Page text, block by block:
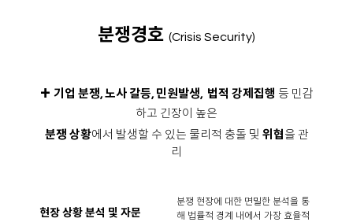
분쟁경호 (Crisis Security)
+ 기업 분쟁, 노사 갈등, 민원발생, 법적 강제집행 등 민감
하고 긴장이 높은
분쟁 상황에서 발생할 수 있는 물리적 충돌 및 위협 을 관
리
현장 상황 분석 및 자문
분쟁 현장에 대한 면밀한 분석을 통
해 법률적 경계 내에서 가장 효율적